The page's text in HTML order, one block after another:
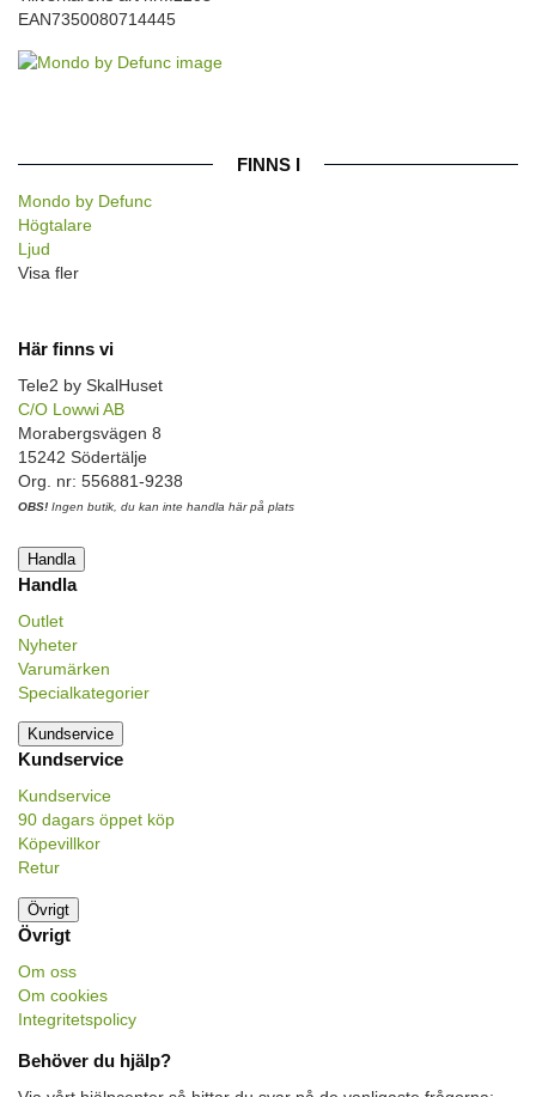
EAN7350080714445
FINNS I
Mondo by Defunc
Högtalare
Ljud
Visa fler
Här finns vi
Tele2 by SkalHuset
C/O Lowwi AB
Morabergsvägen 8
15242 Södertälje
Org. nr: 556881-9238
OBS! Ingen butik, du kan inte handla här på plats
Handla
Handla
Outlet
Nyheter
Varumärken
Specialkategorier
Kundservice
Kundservice
Kundservice
90 dagars öppet köp
Köpevillkor
Retur
Övrigt
Övrigt
Om oss
Om cookies
Integritetspolicy
Behöver du hjälp?